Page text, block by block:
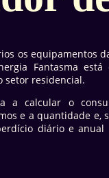
os equipamentos
Fantasma
setor residencial.
a calcular o
e a quantidade e,
diário e